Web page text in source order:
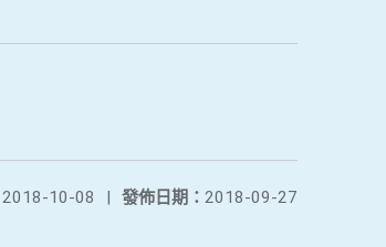
發佈日期： 2018-09-27
2018-10-08 |